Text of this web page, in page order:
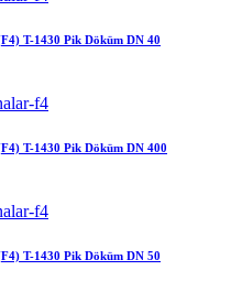
T-1430 Pik Döküm DN 40
T-1430 Pik Döküm DN 400
T-1430 Pik Döküm DN 50